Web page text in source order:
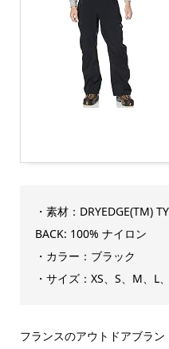
・素材：DRYEDGE(TM)
BACK: 100% ナイロン
・カラー：ブラック
・サイズ：XS、S、M、L
フランスのアウトドアブラ